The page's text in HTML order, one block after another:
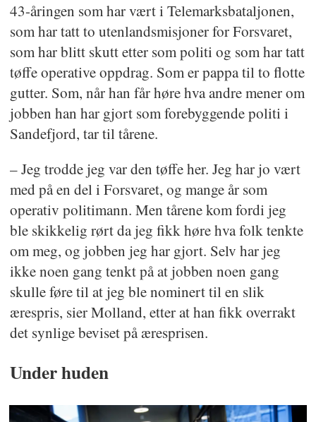
43-åringen som har vært i Telemarksbataljonen,
som har tatt to utenlandsmisjoner for Forsvaret,
som har blitt skutt etter som politi og som har tatt
tøffe operative oppdrag. Som er pappa til to flotte
gutter. Som, når han får høre hva andre mener om
jobben han har gjort som forebyggende politi i
Sandefjord, tar til tårene.
– Jeg trodde jeg var den tøffe her. Jeg har jo vært
med på en del i Forsvaret, og mange år som
operativ politimann. Men tårene kom fordi jeg
ble skikkelig rørt da jeg fikk høre hva folk tenkte
om meg, og jobben jeg har gjort. Selv har jeg
ikke noen gang tenkt på at jobben noen gang
skulle føre til at jeg ble nominert til en slik
ærespris, sier Molland, etter at han fikk overrakt
det synlige beviset på æresprisen.
Under huden